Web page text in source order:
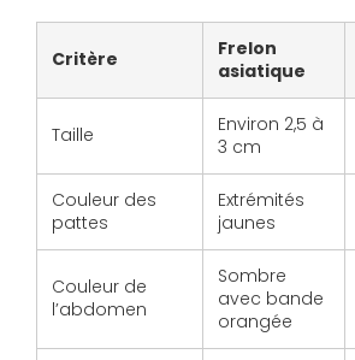
Critère
Frelon
asiatique
Taille
Environ 2,5 à
3 cm
Couleur des
pattes
Extrémités
jaunes
Couleur de
l’abdomen
Sombre
avec bande
orangée